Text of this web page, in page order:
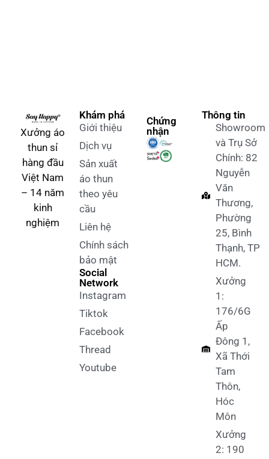
Xưởng áo
thun sỉ
hàng đầu
Việt Nam
– 14 năm
kinh
nghiệm
Khám phá
Giới thiệu
Dịch vụ
Sản xuất
áo thun
theo yêu
cầu
Liên hệ
Chính sách
bảo mật
Social
Network
Instagram
Tiktok
Facebook
Thread
Youtube
Chứng
nhận
Thông tin
Showroom
và Trụ Sở
Chính: 82
Nguyễn
Văn
Thương,
Phường
25, Bình
Thạnh, TP
HCM.
Xưởng
1:
176/6G
Ấp
Đông 1,
Xã Thới
Tam
Thôn,
Hóc
Môn
Xưởng
2: 190